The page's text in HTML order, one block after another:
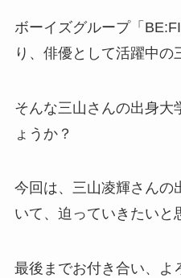
ボーイズグループ「
り、俳優として活躍中の
そんな三山さんの出身大
ょうか？
今回は、三山凌輝さんの
いて、迫っていきたいと
最後までお付き合い、よ